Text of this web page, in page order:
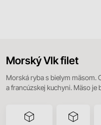
Morský Vlk filet
Morská ryba s bielym mäsom.
a francúzskej kuchyni. Mäso je